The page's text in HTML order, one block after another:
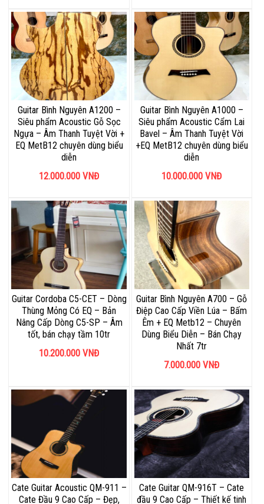
Guitar Bình Nguyên A1200 –
Siêu phẩm Acoustic Gỗ Sọc
Ngựa – Âm Thanh Tuyệt Vời +
EQ MetB12 chuyên dùng biểu
diễn
12.000.000 VNĐ
Guitar Bình Nguyên A1000 –
Siêu phẩm Acoustic Cẩm Lai
Bavel – Âm Thanh Tuyệt Vời
+EQ MetB12 chuyên dùng biểu
diễn
10.000.000 VNĐ
Guitar Cordoba C5-CET – Dòng
Thùng Mỏng Có EQ – Bản
Nâng Cấp Dòng C5-SP – Âm
tốt, bán chạy tầm 10tr
10.200.000 VNĐ
Guitar Bình Nguyên A700 – Gỗ
Điệp Cao Cấp Viền Lúa – Bấm
Êm + EQ Metb12 – Chuyên
Dùng Biểu Diễn – Bán Chạy
Nhất 7tr
7.000.000 VNĐ
Cate Guitar Acoustic QM-911 –
Cate Đầu 9 Cao Cấp – Đẹp,
Cate Guitar QM-916T – Cate
đầu 9 Cao Cấp – Thiết kế tinh